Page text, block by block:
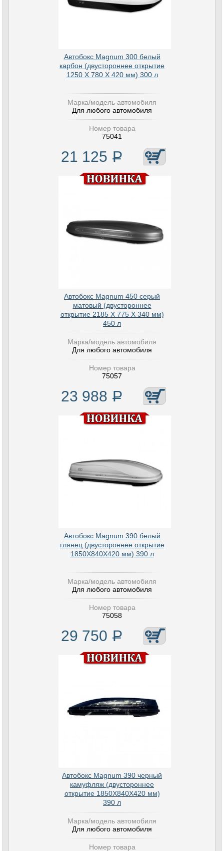
Автобокс Magnum 300 белый
карбон (двустороннее открытие
1250 Х 780 Х 420 мм) 300 л
Марка/модель автомобиля
Для любого автомобиля
Номер товара
75041
21 125 Р
Автобокс Magnum 450 серый
матовый (двустороннее
открытие 2185 Х 775 Х 340 мм)
450 л
Марка/модель автомобиля
Для любого автомобиля
Номер товара
75057
23 988 Р
Автобокс Magnum 390 белый
глянец (двустороннее открытие
1850Х840Х420 мм) 390 л
Марка/модель автомобиля
Для любого автомобиля
Номер товара
75058
29 750 Р
Автобокс Magnum 390 черный
камуфляж (двустороннее
открытие 1850Х840Х420 мм)
390 л
Марка/модель автомобиля
Для любого автомобиля
Номер товара